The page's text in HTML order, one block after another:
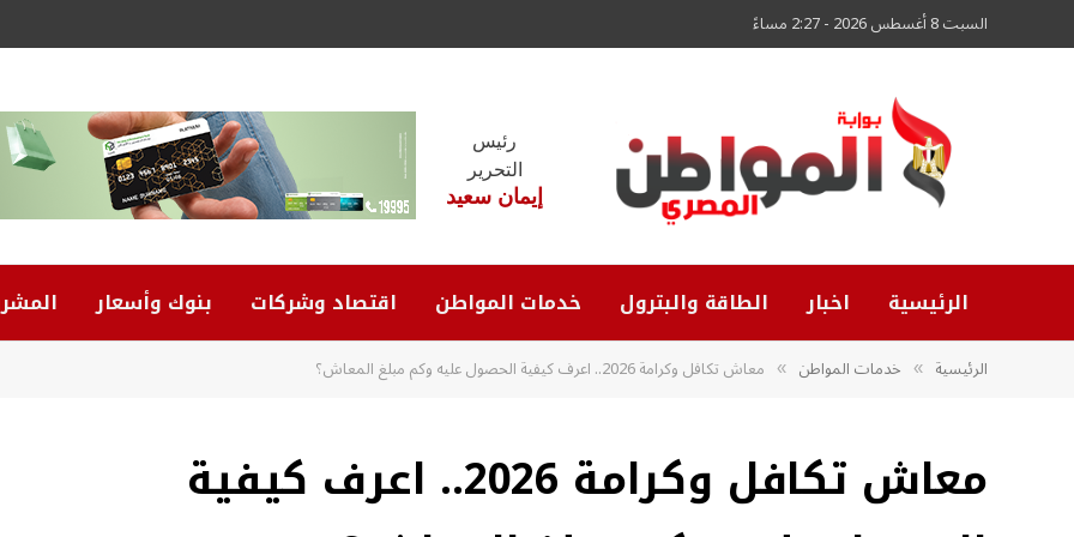
السبت 8 أغسطس 2026 - 2:27 مساءً
رئيس
التحرير
إيمان سعيد
الرئيسية اخبار الطاقة والبترول خدمات المواطن اقتصاد وشركات بنوك وأسعار
الرئيسية » خدمات المواطن » معاش تكافل وكرامة 2026.. اعرف كيفية الحصول عليه وكم مبلغ المعاش؟
معاش تكافل وكرامة 2026.. اعرف كيفية